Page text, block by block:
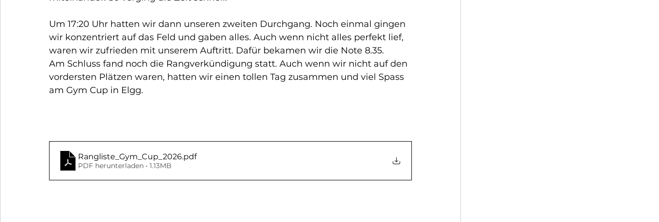
Um 17:20 Uhr hatten wir dann unseren zweiten Durchgang. Noch einmal gingen
wir konzentriert auf das Feld und gaben alles. Auch wenn nicht alles perfekt lief,
waren wir zufrieden mit unserem Auftritt. Dafür bekamen wir die Note 8.35.
Am Schluss fand noch die Rangverkündigung statt. Auch wenn wir nicht auf den
vordersten Plätzen waren, hatten wir einen tollen Tag zusammen und viel Spass
am Gym Cup in Elgg.
Rangliste_Gym_Cup_2026.pdf
PDF herunterladen • 1.13MB